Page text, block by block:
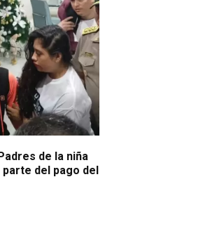
de la niña
del pago del